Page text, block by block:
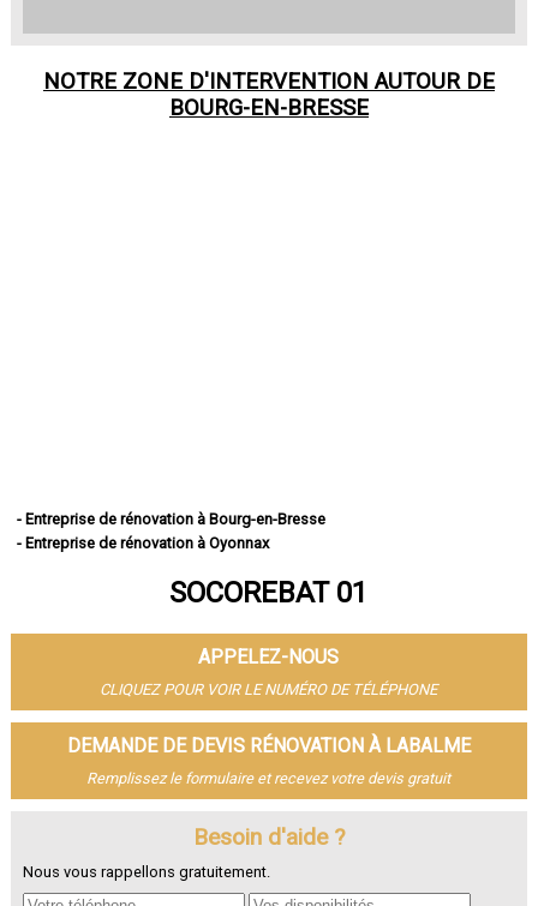
NOTRE ZONE D'INTERVENTION AUTOUR DE
BOURG-EN-BRESSE
- Entreprise de rénovation à Bourg-en-Bresse
- Entreprise de rénovation à Oyonnax
- Entreprise de rénovation à Bellegarde-sur-Valserine
- Entreprise de rénovation à Miribel
- Entreprise de rénovation à Belley
- Entreprise de rénovation à Saint-Genis-Pouilly
- Entreprise de rénovation à Divonne-les-Bains
- Entreprise de rénovation à Ferney-Voltaire
- Entreprise de rénovation à Meximieux
- Entreprise de rénovation à Montluel
- Entreprise de rénovation à Lagnieu
- Entreprise de rénovation à Jassans-Riottier
SOCOREBAT 01
APPELEZ-NOUS
CLIQUEZ POUR VOIR LE NUMÉRO DE TÉLÉPHONE
DEMANDE DE DEVIS RÉNOVATION À LABALME
Remplissez le formulaire et recevez votre devis gratuit
Besoin d'aide ?
Nous vous rappellons gratuitement.